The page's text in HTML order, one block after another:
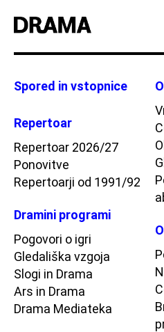
Spored in vstopnice
Repertoar
Repertoar 2026/27
Ponovitve
Repertoarji od 1991/92
Dramini programi
Pogovori o igri
Gledališka vzgoja
Slogi in Drama
Ars in Drama
Drama Mediateka